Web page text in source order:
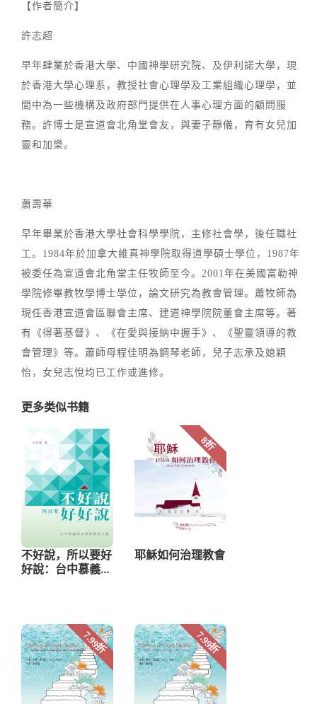
【作者簡介】
許志超
早年肆業於香港大學、中國神學研究院、及伊利諾大學，現
於香港大學心理系，教授社會心理學及工業組織心理學，並
間中為一些機構及政府部門提供在人事心理方面的顧問服
務。許博士是宣道會北角堂會友，與妻子靜儀，育有女兒加
靈和加樂。
蕭壽華
早年畢業於香港大學社會科學學院，主修社會學，後任職社
工。1984年於加拿大維真神學院取得道學碩士學位，1987年
被委任為宣道會北角堂主任牧師至今。2001年在美國富勒神
學院修畢教牧學博士學位，論文研究為教會管理。蕭牧師為
現任香港宣道會區聯會主席、建道神學院院董會主席等。著
有《得著基督》、《在愛與接納中握手》、《聖靈領導的教
會管理》等。蕭師母程佳明為鋼琴老師，兒子志承及媳穎
怡，女兒志悅均已工作或進修。
更多类似书籍